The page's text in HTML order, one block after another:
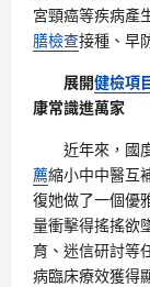
宮頸癌等疾病產
膳檢查接種、早
展開健檢項
康常識進萬家
近年來，國
薦縮小中中醫互
復她做了一個優
量衝擊得搖搖欲
育、迷信研討等
病臨床療效獲得